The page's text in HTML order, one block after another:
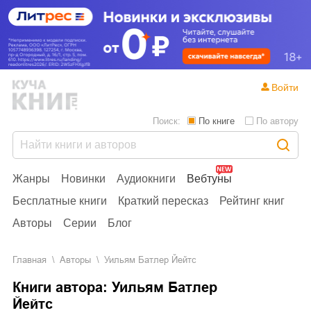
Жанры Новинки Аудиокниги
Вебтуны
Бесплатные книги
Краткий пересказ
Рейтинг книг
Авторы
Серии Блог
Поиск: По книге По автору
Войти
Главная Aвторы Уильям Батлер Йейтс
Книги автора: Уильям Батлер
Йейтс